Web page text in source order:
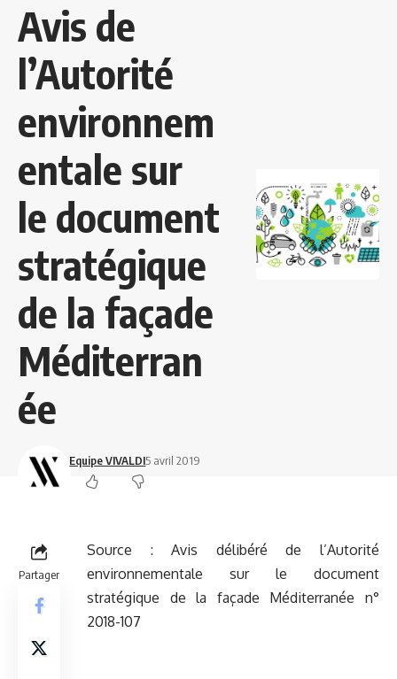
Avis de
l’Autorité
environnem
entale sur
le document
stratégique
de la façade
Méditerran
ée
Equipe VIVALDI5 avril 2019
Partager
Source :Avis délibéré de l’Autorité
environnementale sur le document
stratégique de la façade Méditerranée n°
2018-107